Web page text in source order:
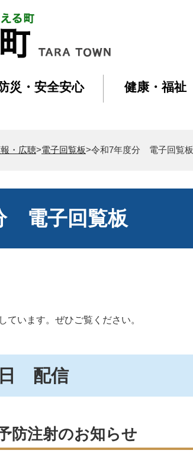
災・安全安心 健康・福祉
・広聴>電子回覧板>令和7年度分 電子回覧板
電子回覧板
ています。ぜひご覧ください。
日 配信
防注射のお知らせ